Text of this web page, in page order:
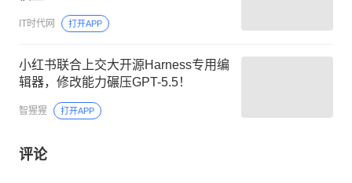
IT时代网 打开APP
小红书联合上交大开源Harness专用编
辑器，修改能力碾压GPT-5.5！
智猩猩 打开APP
评论